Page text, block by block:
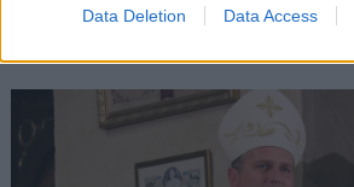
Data Deletion Data Access
wykorzystania seksualnego